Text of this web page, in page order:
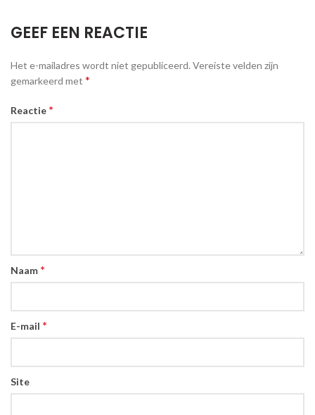
GEEF EEN REACTIE
Het e-mailadres wordt niet gepubliceerd. Vereiste velden zijn
gemarkeerd met *
Reactie *
Naam *
E-mail *
Site